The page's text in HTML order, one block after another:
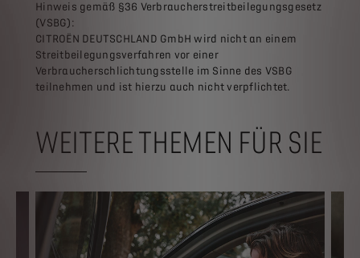
Hinweis gemäß §36 Verbraucherstreitbeilegungsgesetz
(VSBG):
CITROËN DEUTSCHLAND GmbH wird nicht an einem
Streitbeilegungsverfahren vor einer
Verbraucherschlichtungsstelle im Sinne des VSBG
teilnehmen und ist hierzu auch nicht verpflichtet.
WEITERE THEMEN FÜR SIE